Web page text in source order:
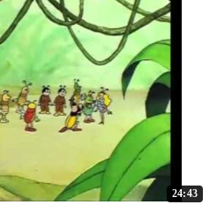
24:43